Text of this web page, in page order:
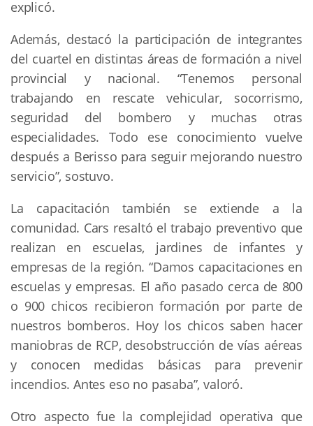
explicó.
Además, destacó la participación de integrantes
del cuartel en distintas áreas de formación a nivel
provincial y nacional. “Tenemos personal
trabajando en rescate vehicular, socorrismo,
seguridad del bombero y muchas otras
especialidades. Todo ese conocimiento vuelve
después a Berisso para seguir mejorando nuestro
servicio”, sostuvo.
La capacitación también se extiende a la
comunidad. Cars resaltó el trabajo preventivo que
realizan en escuelas, jardines de infantes y
empresas de la región. “Damos capacitaciones en
escuelas y empresas. El año pasado cerca de 800
o 900 chicos recibieron formación por parte de
nuestros bomberos. Hoy los chicos saben hacer
maniobras de RCP, desobstrucción de vías aéreas
y conocen medidas básicas para prevenir
incendios. Antes eso no pasaba”, valoró.
Otro aspecto fue la complejidad operativa que